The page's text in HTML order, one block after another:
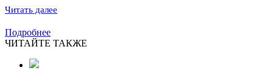
Читать далее
Подробнее
ЧИТАЙТЕ ТАКЖЕ